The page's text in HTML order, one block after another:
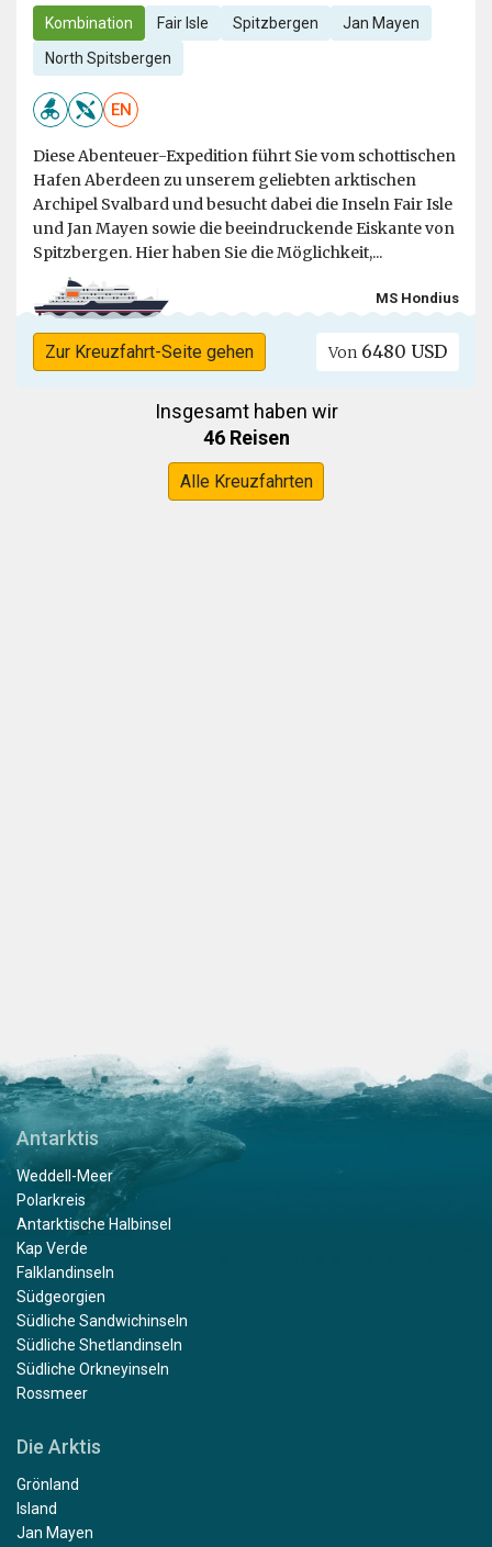
Kombination Fair Isle Spitzbergen Jan Mayen
North Spitsbergen
EN
Diese Abenteuer-Expedition führt Sie vom schottischen
Hafen Aberdeen zu unserem geliebten arktischen
Archipel Svalbard und besucht dabei die Inseln Fair Isle
und Jan Mayen sowie die beeindruckende Eiskante von
Spitzbergen. Hier haben Sie die Möglichkeit,...
MS Hondius
Zur Kreuzfahrt-Seite gehen Von 6480 USD
Insgesamt haben wir
46 Reisen
Alle Kreuzfahrten
Antarktis
Weddell-Meer
Polarkreis
Antarktische Halbinsel
Kap Verde
Falklandinseln
Südgeorgien
Südliche Sandwichinseln
Südliche Shetlandinseln
Südliche Orkneyinseln
Rossmeer
Die Arktis
Grönland
Island
Jan Mayen